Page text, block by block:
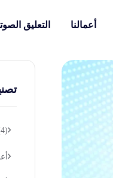
أعمالنا التعليق